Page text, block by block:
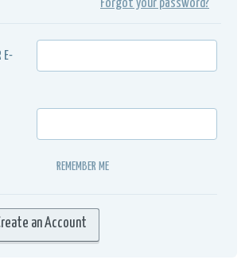
Forgot your password?
E-
REMEMBER ME
an Account